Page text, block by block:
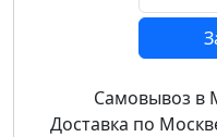
Самовывоз в
Доставка по